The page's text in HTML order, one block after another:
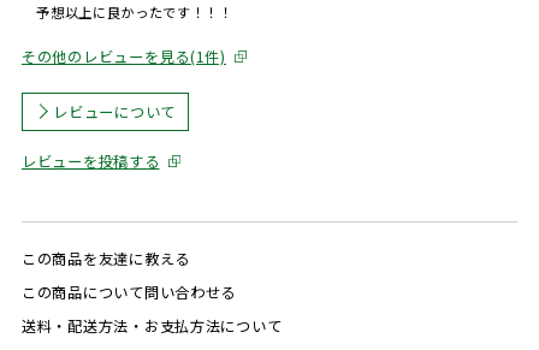
予想以上に良かったです！！！
その他のレビューを見る(1件)
レビューについて
レビューを投稿する
この商品を友達に教える
この商品について問い合わせる
送料・配送方法・お支払方法について